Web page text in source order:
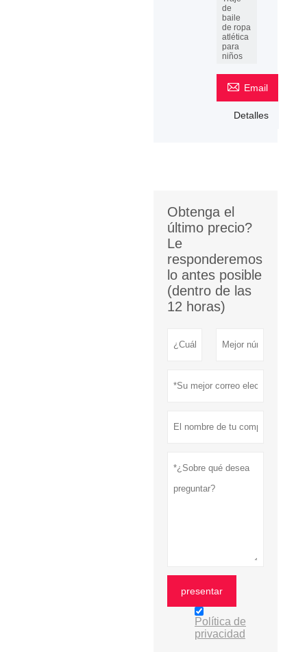
de
baile
de ropa
atlética
para
niños
 Email
Detalles
Obtenga el
último precio?
Le
responderemos
lo antes posible
(dentro de las
12 horas)
presentar
Política de
privacidad